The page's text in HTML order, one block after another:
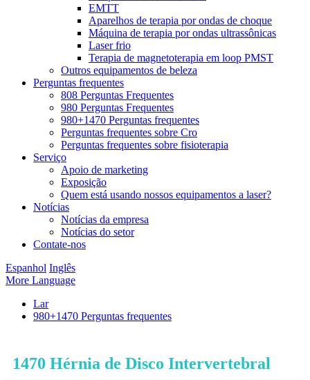
EMTT
Aparelhos de terapia por ondas de choque
Máquina de terapia por ondas ultrassônicas
Laser frio
Terapia de magnetoterapia em loop PMST
Outros equipamentos de beleza
Perguntas frequentes
808 Perguntas Frequentes
980 Perguntas Frequentes
980+1470 Perguntas frequentes
Perguntas frequentes sobre Cro
Perguntas frequentes sobre fisioterapia
Serviço
Apoio de marketing
Exposição
Quem está usando nossos equipamentos a laser?
Notícias
Notícias da empresa
Notícias do setor
Contate-nos
Espanhol Inglês
More Language
Lar
980+1470 Perguntas frequentes
1470 Hérnia de Disco Intervertebral